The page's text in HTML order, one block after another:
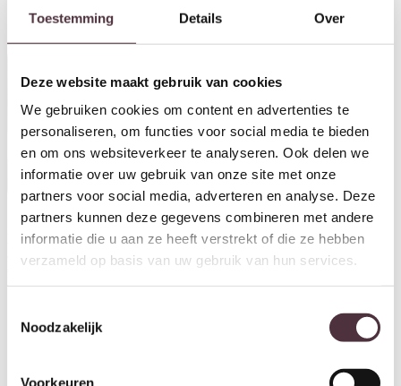
Toestemming Details Over
Deze website maakt gebruik van cookies
We gebruiken cookies om content en advertenties te
personaliseren, om functies voor social media te bieden
en om ons websiteverkeer te analyseren. Ook delen we
informatie over uw gebruik van onze site met onze
partners voor social media, adverteren en analyse. Deze
partners kunnen deze gegevens combineren met andere
informatie die u aan ze heeft verstrekt of die ze hebben
verzameld op basis van uw gebruik van hun services.
Noodzakelijk
Voorkeuren
By-Boo salontafel Irona beige
80x80x33 cm glas
SHOWMODEL Van der Drift
salontafel Marque type XIX
eiken incl. hocker 140x70x40
cm